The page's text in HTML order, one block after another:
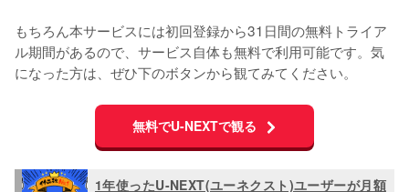
もちろん本サービスには初回登録から31日間の無料トライア
ル期間があるので、サービス自体も無料で利用可能です。気
無料でU-NEXTで観る
1年使ったU-NEXT(ユーネクスト)ユーザーが月額